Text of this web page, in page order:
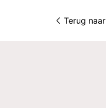
Terug naar